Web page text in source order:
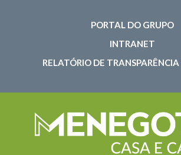
PORTAL DO GRUPO
INTRANET
RELATÓRIO DE